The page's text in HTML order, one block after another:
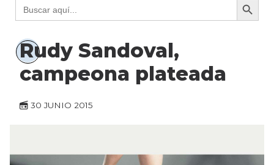
Buscar:
Rudy Sandoval,
campeona plateada
30 JUNIO 2015